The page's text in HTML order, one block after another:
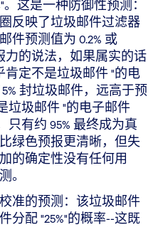
这是一种防御性预测：
反映了垃圾邮件过滤器
件预测值为 0.2% 或
力的说法，如果属实的话
肯定不是垃圾邮件 "的电
封垃圾邮件，远高于预
垃圾邮件 "的电子邮件
只有约 95% 最终成为真
绿色预报更清晰，但失
的确定性没有任何用
。
准的预测：该垃圾邮件
分配 "25%"的概率--这既